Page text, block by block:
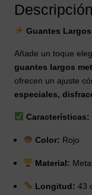
Descripción
Guantes
Añade un toque
guantes largos
ofrecen un ajuste
especiales,
Características:
Color: Rojo
Material:
Longitud: 43